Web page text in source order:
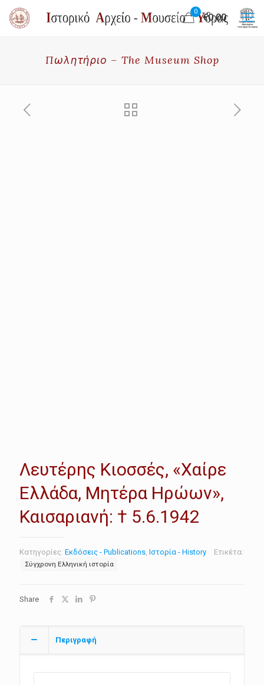
0
€0.00
Πωλητήριο – The Museum Shop
Λευτέρης Κιοσσές, «Χαίρε
Ελλάδα, Μητέρα Ηρώων»,
Καισαριανή: † 5.6.1942
Κατηγορίες: Εκδόσεις - Publications Ιστορία - History Ετικέτα:
Σύγχρονη Ελληνική ιστορία
Share
Περιγραφή